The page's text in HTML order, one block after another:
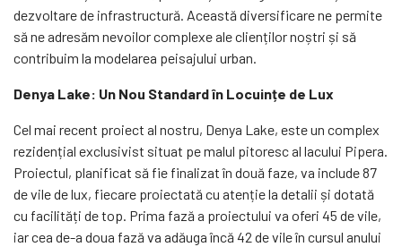
dezvoltare de infrastructură. Această diversificare ne permite
să ne adresăm nevoilor complexe ale clienților noștri și să
contribuim la modelarea peisajului urban.
Denya Lake: Un Nou Standard în Locuințe de Lux
Cel mai recent proiect al nostru, Denya Lake, este un complex
rezidențial exclusivist situat pe malul pitoresc al lacului Pipera.
Proiectul, planificat să fie finalizat în două faze, va include 87
de vile de lux, fiecare proiectată cu atenție la detalii și dotată
cu facilități de top. Prima fază a proiectului va oferi 45 de vile,
iar cea de-a doua fază va adăuga încă 42 de vile în cursul anului